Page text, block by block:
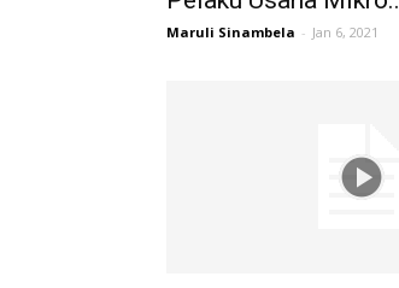
Maruli Sinambela - Jan 6, 2021